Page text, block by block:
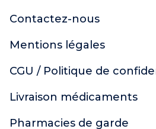
Contactez-nous
Mentions légales
CGU / Politique de
Livraison médicaments
Pharmacies de garde